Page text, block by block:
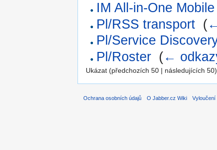
IM All-in-One
Pl/RSS transport (
Pl/Service
Pl/Roster (←
Ukázat (předchozích 50 | následujících
Ochrana osobních údajů O Jabber.cz Wiki Vyloučení